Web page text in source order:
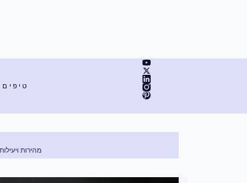
מהירות ויעילות: דלתות